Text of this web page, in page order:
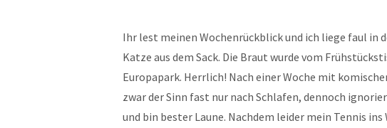
Ihr lest meinen Wochenrückblick und ich liege faul in
Katze aus dem Sack. Die Braut wurde vom
Europapark. Herrlich! Nach einer Woche mit
zwar der Sinn fast nur nach Schlafen, dennoch
und bin bester Laune. Nachdem leider mein Tennis